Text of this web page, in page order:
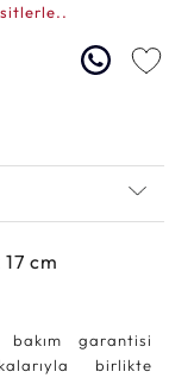
cm
bakım garantisi
birlikte